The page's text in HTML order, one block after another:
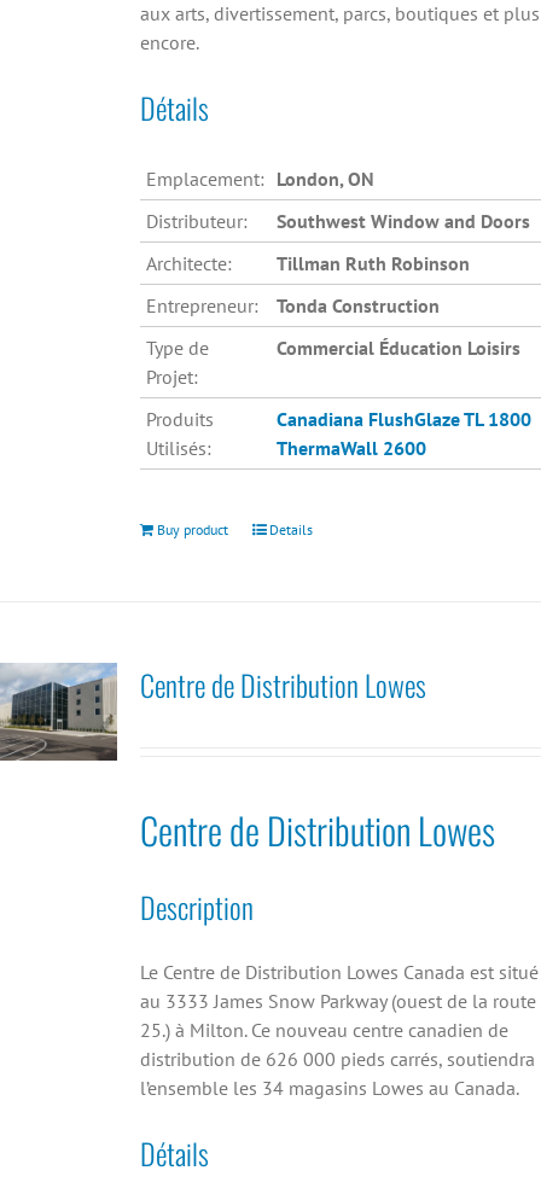
aux arts, divertissement, parcs, boutiques et plus
encore.
Détails
Emplacement: London, ON
Distributeur:
Southwest Window and Doors
Architecte:
Tillman Ruth Robinson
Entrepreneur:
Tonda Construction
Type de
Projet:
Commercial Éducation Loisirs
Produits
Utilisés:
Canadiana FlushGlaze TL 1800
ThermaWall 2600
Buy product Details
Centre de Distribution Lowes
Centre de Distribution Lowes
Description
Le Centre de Distribution Lowes Canada est situé
au 3333 James Snow Parkway (ouest de la route
25.) à Milton. Ce nouveau centre canadien de
distribution de 626 000 pieds carrés, soutiendra
l’ensemble les 34 magasins Lowes au Canada.
Détails